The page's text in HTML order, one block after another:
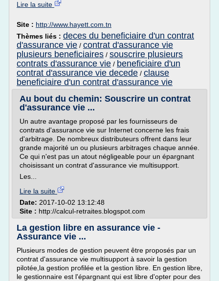
Lire la suite
Site : http://www.hayett.com.tn
Thèmes liés : deces du beneficiaire d'un contrat
d'assurance vie / contrat d'assurance vie
plusieurs beneficiaires / souscrire plusieurs
contrats d'assurance vie / beneficiaire d'un
contrat d'assurance vie decede / clause
beneficiaire d'un contrat d'assurance vie
Au bout du chemin: Souscrire un contrat
d'assurance vie ...
Un autre avantage proposé par les fournisseurs de
contrats d'assurance vie sur Internet concerne les frais
d'arbitrage. De nombreux distributeurs offrent dans leur
grande majorité un ou plusieurs arbitrages chaque année.
Ce qui n'est pas un atout négligeable pour un épargnant
choisissant un contrat d'assurance vie multisupport.
Les...
Lire la suite
Date: 2017-10-02 13:12:48
Site : http://calcul-retraites.blogspot.com
La gestion libre en assurance vie -
Assurance vie ...
Plusieurs modes de gestion peuvent être proposés par un
contrat d'assurance vie multisupport à savoir la gestion
pilotée,la gestion profilée et la gestion libre. En gestion libre,
le gestionnaire est l'épargnant qui est libre d'opter pour des